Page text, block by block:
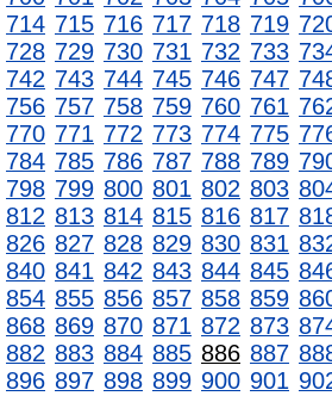
714 715 716 717 718 719
728 729 730 731 732 733
742 743 744 745 746 747
756 757 758 759 760 761
770 771 772 773 774 775
784 785 786 787 788 789
798 799 800 801 802 803
812 813 814 815 816 817
826 827 828 829 830 831
840 841 842 843 844 845
854 855 856 857 858 859
868 869 870 871 872 873
882 883 884 885 886 887
896 897 898 899 900 901